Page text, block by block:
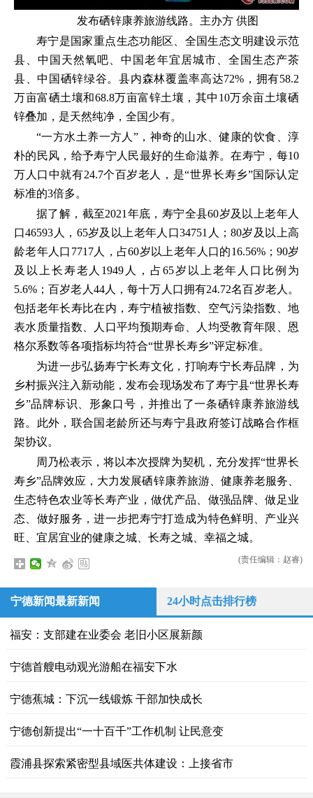
发布硒锌康养旅游线路。主办方 供图
寿宁是国家重点生态功能区、全国生态文明建设示范
县、中国天然氧吧、中国老年宜居城市、全国生态产茶
县、中国硒锌绿谷。县内森林覆盖率高达72%，拥有58.2
万亩富硒土壤和68.8万亩富锌土壤，其中10万余亩土壤硒
锌叠加，是天然纯净，全国少有。
“一方水土养一方人”，神奇的山水、健康的饮食、淳
朴的民风，给予寿宁人民最好的生命滋养。在寿宁，每10
万人口中就有24.7个百岁老人，是“世界长寿乡”国际认定
标准的3倍多。
据了解，截至2021年底，寿宁全县60岁及以上老年人
口46593人，65岁及以上老年人口34751人；80岁及以上高
龄老年人口7717人，占60岁以上老年人口的16.56%；90岁
及以上长寿老人1949人，占65岁以上老年人口比例为
5.6%；百岁老人44人，每十万人口拥有24.72名百岁老人。
包括老年长寿比在内，寿宁植被指数、空气污染指数、地
表水质量指数、人口平均预期寿命、人均受教育年限、恩
格尔系数等各项指标均符合“世界长寿乡”评定标准。
为进一步弘扬寿宁长寿文化，打响寿宁长寿品牌，为
乡村振兴注入新动能，发布会现场发布了寿宁县“世界长寿
乡”品牌标识、形象口号，并推出了一条硒锌康养旅游线
路。此外，联合国老龄所还与寿宁县政府签订战略合作框
架协议。
周乃松表示，将以本次授牌为契机，充分发挥“世界长
寿乡”品牌效应，大力发展硒锌康养旅游、健康养老服务、
生态特色农业等长寿产业，做优产品、做强品牌、做足业
态、做好服务，进一步把寿宁打造成为特色鲜明、产业兴
旺、宜居宜业的健康之城、长寿之城、幸福之城。
(责任编辑：赵睿)
宁德新闻最新新闻 24小时点击排行榜
福安：支部建在业委会 老旧小区展新颜
宁德首艘电动观光游船在福安下水
宁德蕉城：下沉一线锻炼 干部加快成长
宁德创新提出“一十百千”工作机制 让民意变
霞浦县探索紧密型县域医共体建设：上接省市